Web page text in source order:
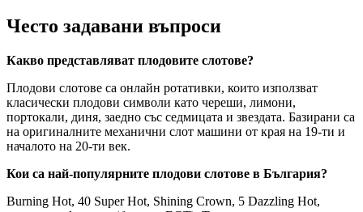
Често задавани въпроси
Какво представляват плодовите слотове?
Плодови слотове са онлайн ротативки, които използват
класически плодови символи като череши, лимони,
портокали, диня, заедно със седмицата и звездата. Базирани са
на оригиналните механични слот машини от края на 19-ти и
началото на 20-ти век.
Кои са най-популярните плодови слотове в България?
Burning Hot, 40 Super Hot, Shining Crown, 5 Dazzling Hot,